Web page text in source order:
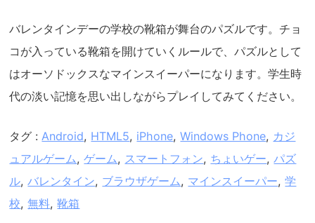
バレンタインデーの学校の靴箱が舞台のパズルです。チョ
コが入っている靴箱を開けていくルールで、パズルとして
はオーソドックスなマインスイーパーになります。学生時
代の淡い記憶を思い出しながらプレイしてみてください。
タグ : Android, HTML5, iPhone,Windows Phone, カジ
ュアルゲーム,ゲーム, スマートフォン, ちょいゲー,パズ
ル,バレンタイン, ブラウザゲーム, マインスイーパー,学
校,無料,靴箱